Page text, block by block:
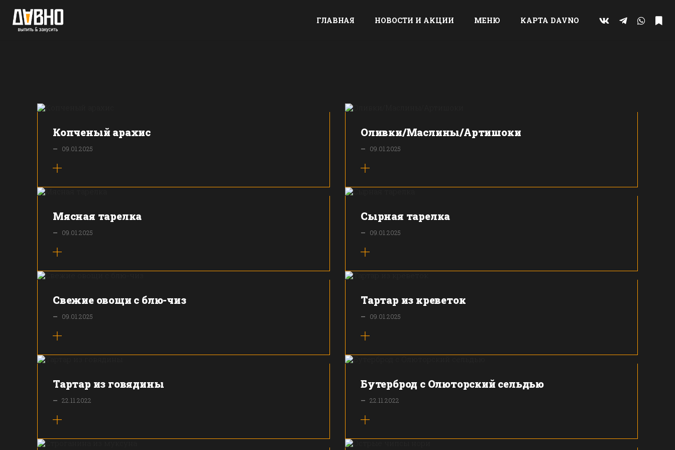
content
ГЛАВНАЯ НОВОСТИ И АКЦИИ МЕНЮ КАРТА DAVNO
Копченый арахис
— 09.01.2025
Оливки/Маслины/Артишоки
— 09.01.2025
Мясная тарелка
— 09.01.2025
Сырная тарелка
— 09.01.2025
Свежие овощи с блю-чиз
— 09.01.2025
Тартар из креветок
— 09.01.2025
Тартар из говядины
— 22.11.2022
Бутерброд с Олюторский сельдью
— 22.11.2022